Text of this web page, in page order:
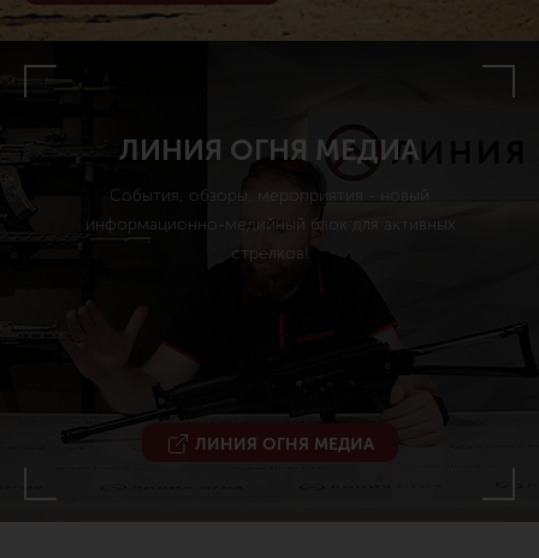
ЛИНИЯ ОГНЯ МЕДИА
События, обзоры, мероприятия - новый
информационно-медийный блок для активных
стрелков!
ЛИНИЯ ОГНЯ МЕДИА